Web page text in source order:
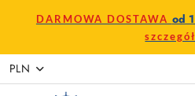
Przejdź do treści głównej
Przejdź do wyszukiwarki
Przejdź do moje konto
Przejdź do menu
Przejdź do stopki
DARMOWA DOSTAWA od
PLN